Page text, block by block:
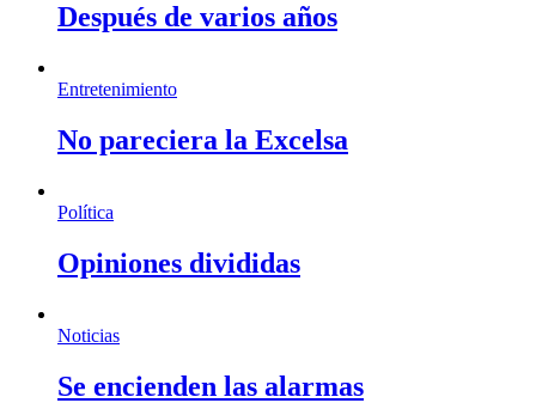
Después de varios años
Entretenimiento
No pareciera la Excelsa
Política
Opiniones divididas
Noticias
Se encienden las alarmas